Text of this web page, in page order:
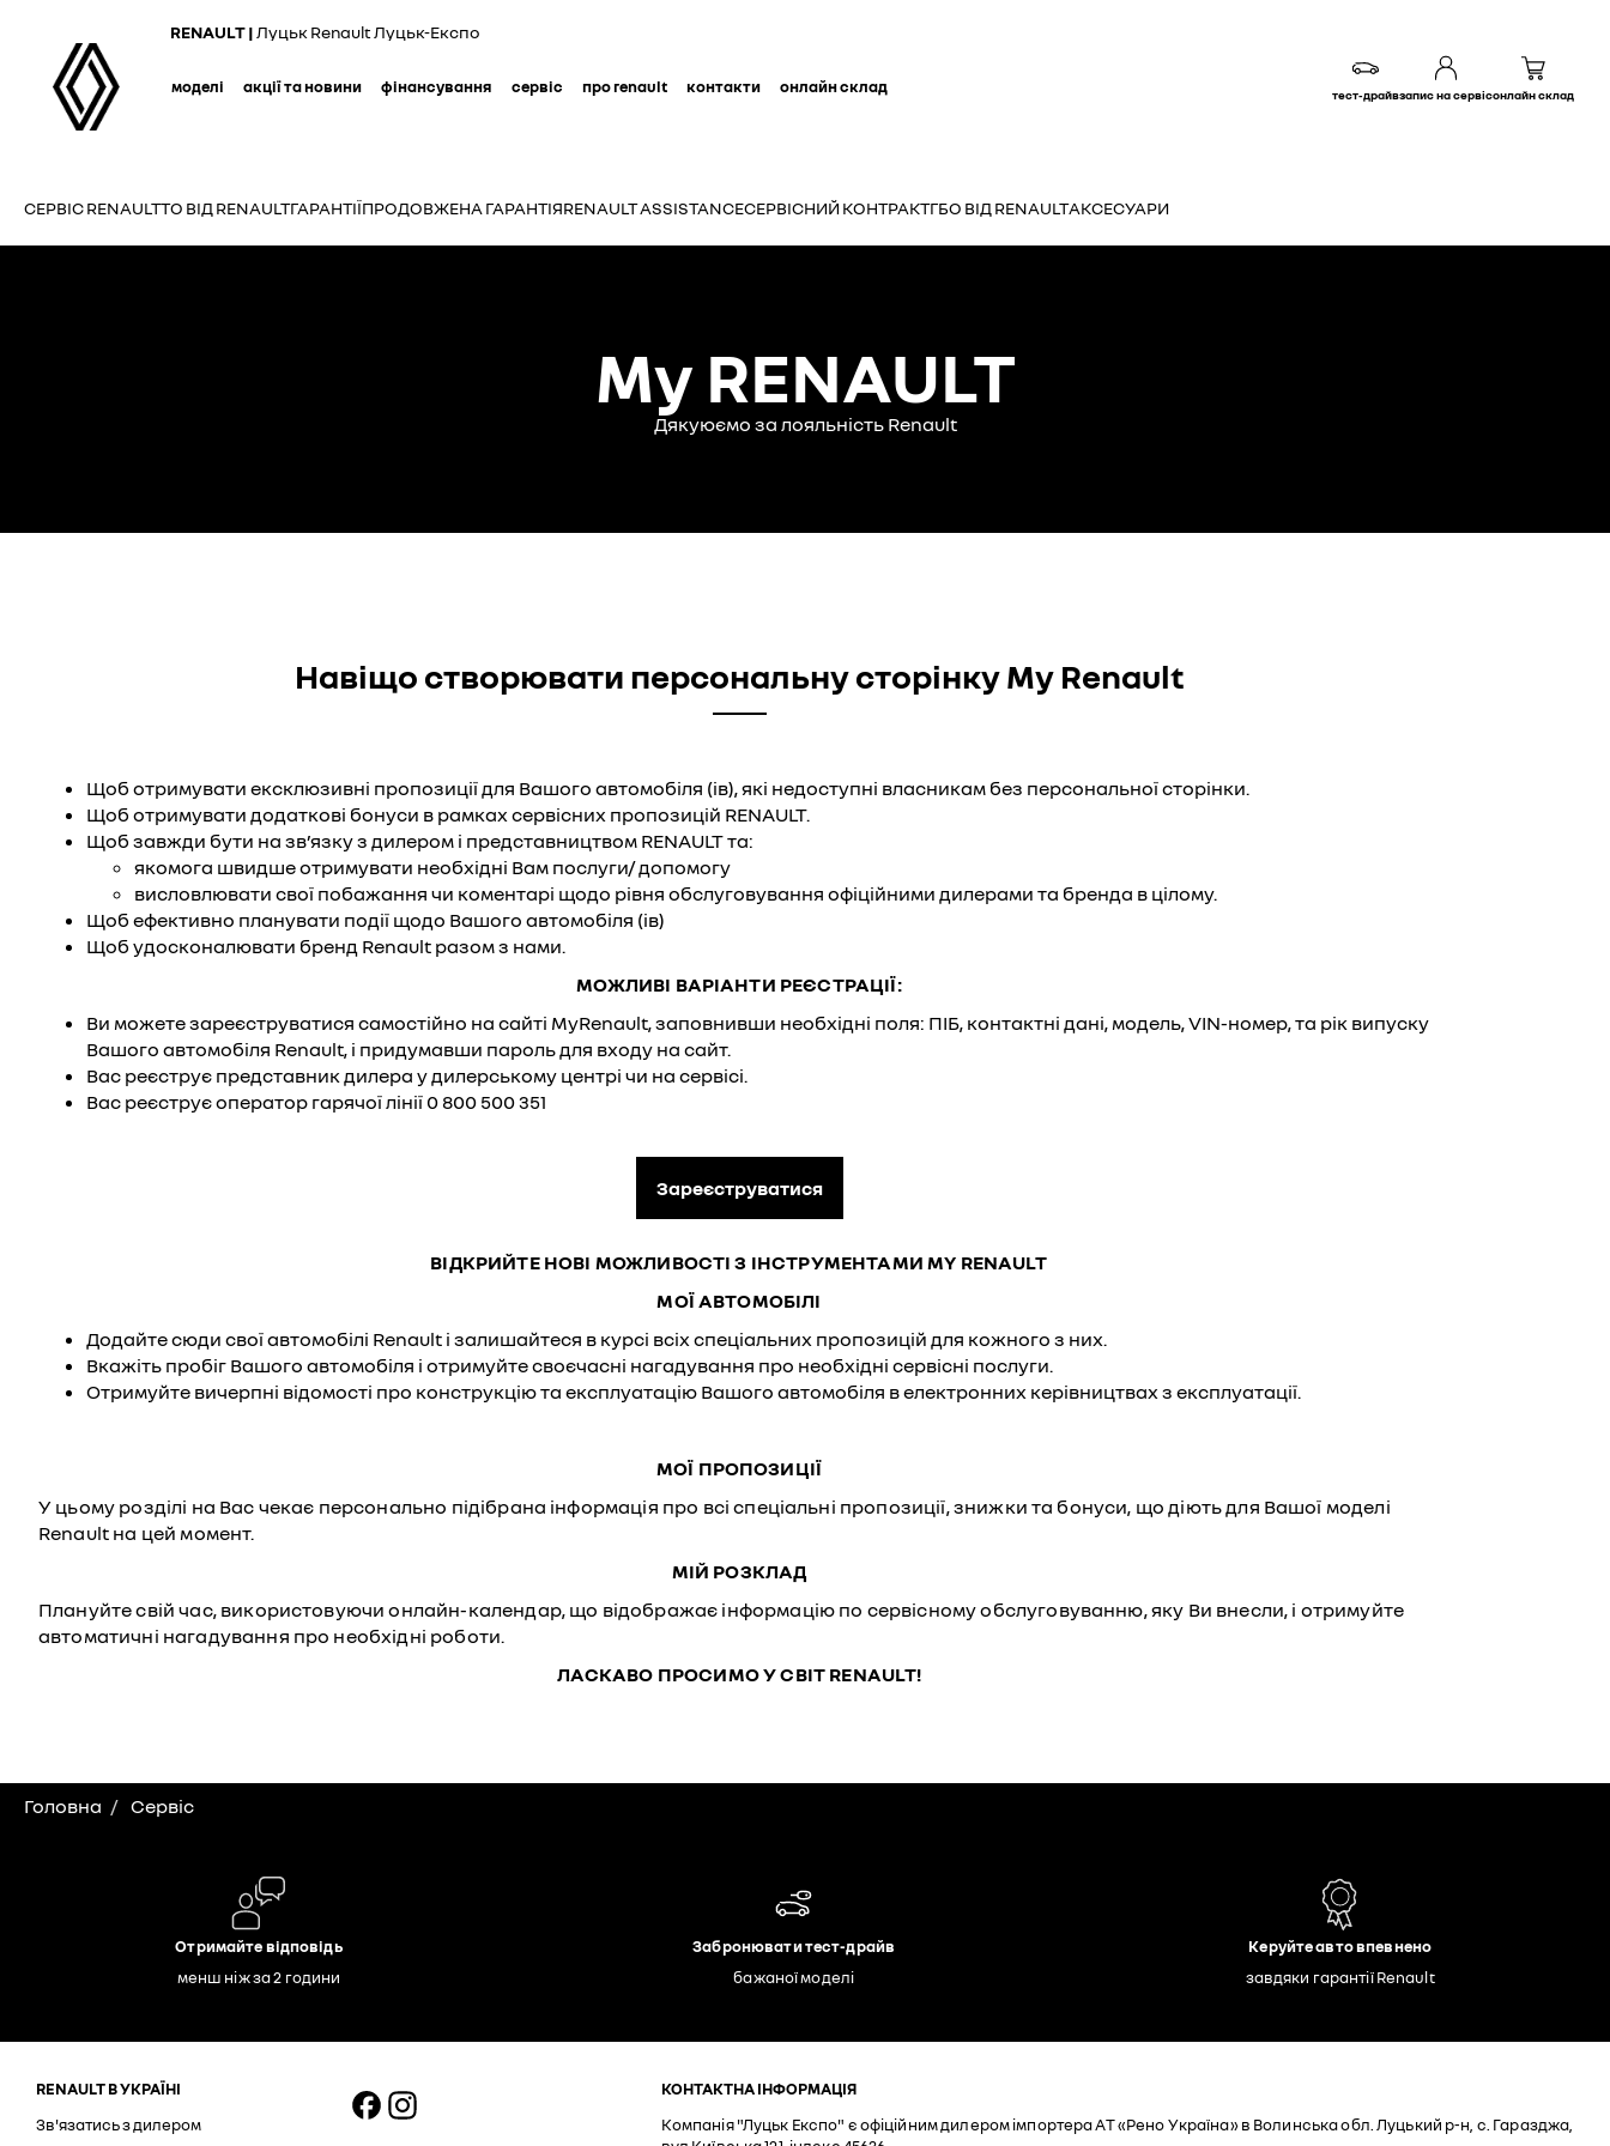
content
RENAULT | Луцьк Renault Луцьк-Експо
моделі акції та новини фінансування сервіс про renault контакти онлайн склад тест-драйвзапис на сервісонлайн склад
СЕРВІС RENAULTТО ВІД RENAULTГАРАНТІЇПРОДОВЖЕНА ГАРАНТІЯRENAULT ASSISTANCEСЕРВІСНИЙ КОНТРАКТГБО ВІД RENAULTАКСЕСУАРИ
My RENAULT
Дякуюємо за лояльність Renault
Навіщо створювати персональну сторінку My Renault
Щоб отримувати ексклюзивні пропозиції для Вашого автомобіля (ів), які недоступні власникам без персональної сторінки.
Щоб отримувати додаткові бонуси в рамках сервісних пропозицій RENAULT.
Щоб завжди бути на зв’язку з дилером і представництвом RENAULT та:
якомога швидше отримувати необхідні Вам послуги/ допомогу
висловлювати свої побажання чи коментарі щодо рівня обслуговування офіційними дилерами та бренда в цілому.
Щоб ефективно планувати події щодо Вашого автомобіля (ів)
Щоб удосконалювати бренд Renault разом з нами.
МОЖЛИВІ ВАРІАНТИ РЕЄСТРАЦІЇ:
Ви можете зареєструватися самостійно на сайті MyRenault, заповнивши необхідні поля: ПІБ, контактні дані, модель, VIN-номер, та рік випуску
Вашого автомобіля Renault, і придумавши пароль для входу на сайт.
Вас реєструє представник дилера у дилерському центрі чи на сервісі.
Вас реєструє оператор гарячої лінії 0 800 500 351
Зареєструватися
ВІДКРИЙТЕ НОВІ МОЖЛИВОСТІ З ІНСТРУМЕНТАМИ MY RENAULT
МОЇ АВТОМОБІЛІ
Додайте сюди свої автомобілі Renault і залишайтеся в курсі всіх спеціальних пропозицій для кожного з них.
Вкажіть пробіг Вашого автомобіля і отримуйте своєчасні нагадування про необхідні сервісні послуги.
Отримуйте вичерпні відомості про конструкцію та експлуатацію Вашого автомобіля в електронних керівництвах з експлуатації.
МОЇ ПРОПОЗИЦІЇ
У цьому розділі на Вас чекає персонально підібрана інформація про всі спеціальні пропозиції, знижки та бонуси, що діють для Вашої моделі
Renault на цей момент.
МІЙ РОЗКЛАД
Плануйте свій час, використовуючи онлайн-календар, що відображає інформацію по сервісному обслуговуванню, яку Ви внесли, і отримуйте
автоматичні нагадування про необхідні роботи.
ЛАСКАВО ПРОСИМО У СВІТ RENAULT!
Головна Сервіс
Отримайте відповідь
менш ніж за 2 години
Забронювати тест-драйв
бажаної моделі
Керуйте авто впевнено
завдяки гарантії Renault
RENAULT В УКРАЇНІ
Зв'язатись з дилером
КОНТАКТНА ІНФОРМАЦІЯ
Компанія "Луцьк Експо" є офіційним дилером імпортера АТ «Рено Україна» в Волинська обл. Луцький р-н, с. Гаразджа,